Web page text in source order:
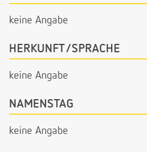
keine Angabe
HERKUNFT/SPRACHE
keine Angabe
NAMENSTAG
keine Angabe